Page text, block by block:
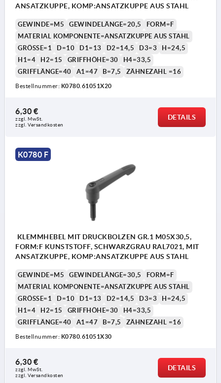
ANSATZKUPPE, KOMP:ANSATZKUPPE AUS STAHL
GEWINDE=M5 GEWINDELÄNGE=20,5
FORM=F
MATERIAL KOMPONENTE=ANSATZKUPPE AUS STAHL
GRÖSSE=1
D=10 D1=13 D2=14,5 D3=3
H=24,5
H1=4
H2=15 GRIFFHÖHE=30
H4=33,5
GRIFFLÄNGE=40
A1=47 B=7,5 ZÄHNEZAHL =16
Bestellnummer: K0780.61051X20
6,30 €
zzgl. MwSt.
zzgl. Versandkosten
DETAILS
K0780 F
KLEMMHEBEL MIT DRUCKBOLZEN GR.1 M05X30,5,
FORM:F KUNSTSTOFF, SCHWARZGRAU RAL7021, MIT
ANSATZKUPPE, KOMP:ANSATZKUPPE AUS STAHL
GEWINDE=M5 GEWINDELÄNGE=30,5
FORM=F
MATERIAL KOMPONENTE=ANSATZKUPPE AUS STAHL
GRÖSSE=1
D=10 D1=13 D2=14,5 D3=3
H=24,5
H1=4
H2=15 GRIFFHÖHE=30
H4=33,5
GRIFFLÄNGE=40
A1=47 B=7,5 ZÄHNEZAHL =16
Bestellnummer: K0780.61051X30
6,30 €
zzgl. MwSt.
zzgl. Versandkosten
DETAILS